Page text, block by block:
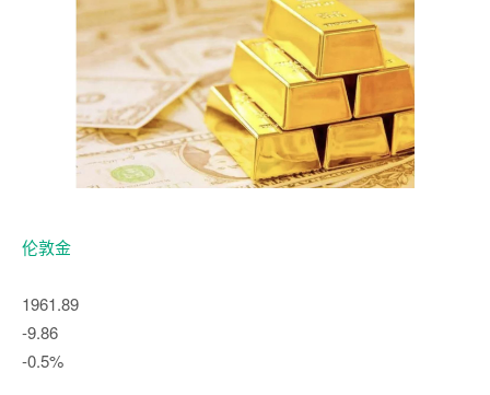
伦敦金
1961.89
-9.86
-0.5%